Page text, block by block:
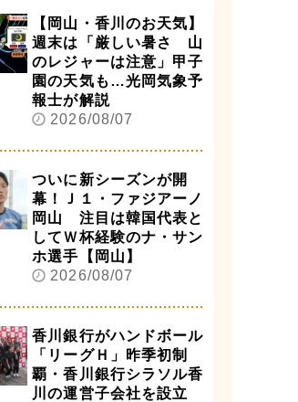
【岡山・香川のお天気】
週末は「厳しい暑さ 山
のレジャーは注意」甲子
園の天気も…光岡気象予
報士が解説
2026/08/07
ついに新シーズンが開
幕！Ｊ１・ファジアーノ
岡山 注目は韓国代表と
してＷ杯経験のナ・サン
ホ選手【岡山】
2026/08/07
香川銀行がハンドボール
「リーグＨ」昨季初制
覇・香川銀行シラソル香
川の運営子会社を設立